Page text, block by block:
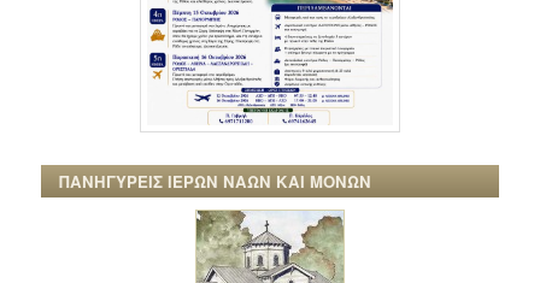
ΠΑΝΗΓΥΡΕΙΣ ΙΕΡΩΝ ΝΑΩΝ ΚΑΙ ΜΟΝΩΝ